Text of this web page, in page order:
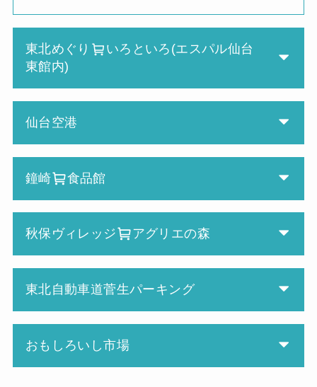
東北めぐり
いろといろ(エスパル仙台
東館内)
仙台空港
鐘崎 食品館
秋保ヴィレッジ アグリエの森
東北自動車道菅生パーキング
おもしろいし市場